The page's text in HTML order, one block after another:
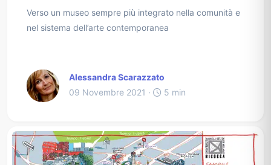
Verso un museo sempre più integrato nella comunità e
nel sistema dell’arte contemporanea
Alessandra Scarazzato
09 Novembre 2021 ·
5 min